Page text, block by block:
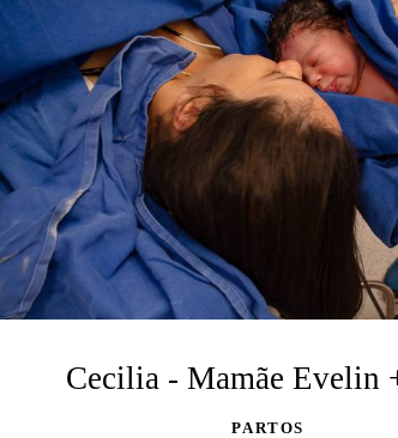
PARTOS